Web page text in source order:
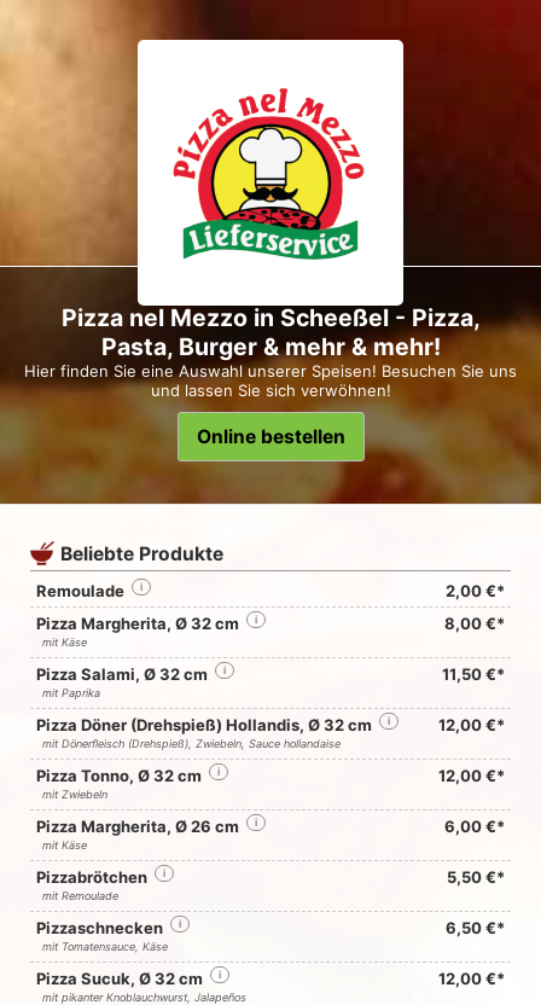
Pizza nel Mezzo in Scheeßel - Pizza,
Pasta, Burger & mehr & mehr!
Hier finden Sie eine Auswahl unserer Speisen! Besuchen Sie uns
und lassen Sie sich verwöhnen!
Online bestellen
Beliebte Produkte
Remoulade i
2,00 €*
Pizza Margherita, Ø 32 cm
i 8,00 €*
mit Käse
Pizza Salami, Ø 32 cm i 11,50 €*
mit Paprika
Pizza Döner (Drehspieß) Hollandis, Ø 32 cm i 12,00 €*
mit Dönerfleisch (Drehspieß), Zwiebeln, Sauce hollandaise
Pizza Tonno, Ø 32 cm i 12,00 €*
mit Zwiebeln
Pizza Margherita, Ø 26 cm i 6,00 €*
mit Käse
Pizzabrötchen i 5,50 €*
mit Remoulade
Pizzaschnecken i 6,50 €*
mit Tomatensauce, Käse
Pizza Sucuk, Ø 32 cm i 12,00 €*
mit pikanter Knoblauchwurst, Jalapeños